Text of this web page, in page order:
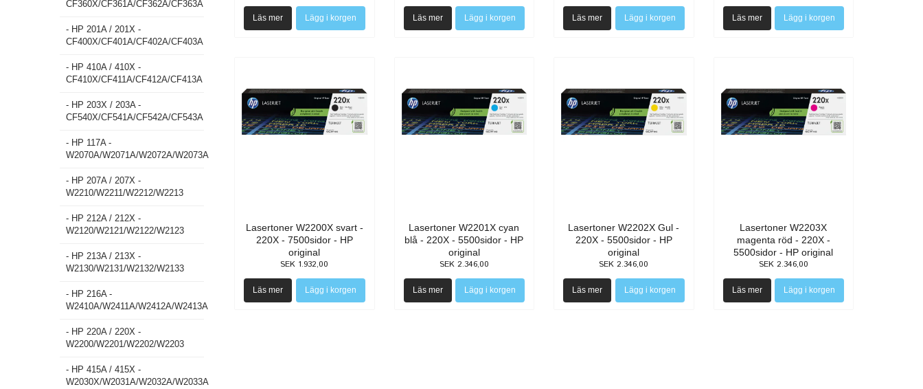
CF360X/CF361A/CF362A/CF363A
- HP 201A / 201X -
CF400X/CF401A/CF402A/CF403A
- HP 410A / 410X -
CF410X/CF411A/CF412A/CF413A
- HP 203X / 203A -
CF540X/CF541A/CF542A/CF543A
- HP 117A -
W2070A/W2071A/W2072A/W2073A
- HP 207A / 207X -
W2210/W2211/W2212/W2213
- HP 212A / 212X -
W2120/W2121/W2122/W2123
- HP 213A / 213X -
W2130/W2131/W2132/W2133
- HP 216A -
W2410A/W2411A/W2412A/W2413A
- HP 220A / 220X -
W2200/W2201/W2202/W2203
- HP 415A / 415X -
W2030X/W2031A/W2032A/W2033A
Läs mer Läs mer Läs mer Läs mer
Lasertoner W2200X svart -
220X - 7500sidor - HP
original
SEK 1.932,00
Läs mer
Lasertoner W2201X cyan
blå - 220X - 5500sidor - HP
original
SEK 2.346,00
Läs mer
Lasertoner W2202X Gul -
220X - 5500sidor - HP
original
SEK 2.346,00
Läs mer
Lasertoner W2203X
magenta röd - 220X -
5500sidor - HP original
SEK 2.346,00
Läs mer